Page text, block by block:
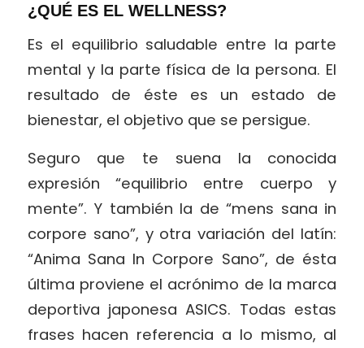
¿QUÉ ES EL WELLNESS?
Es el equilibrio saludable entre la parte
mental y la parte física de la persona. El
resultado de éste es un estado de
bienestar, el objetivo que se persigue.
Seguro que te suena la conocida
expresión “equilibrio entre cuerpo y
mente”. Y también la de “mens sana in
corpore sano”, y otra variación del latín:
“Anima Sana In Corpore Sano”, de ésta
última proviene el acrónimo de la marca
deportiva japonesa ASICS. Todas estas
frases hacen referencia a lo mismo, al